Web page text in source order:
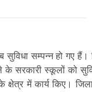
सम्पन्न हो गए हैं।
के सरकारी स्कूलों
क्षेत्र में कार्य किए।